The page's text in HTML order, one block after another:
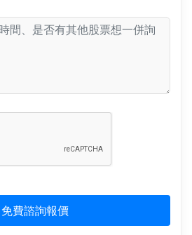
免費諮詢報價